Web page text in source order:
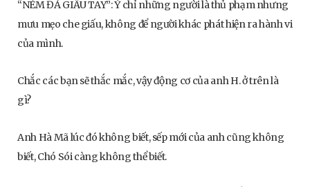
“NÉM ĐÁ GIẤU TAY”: Ý chỉ những người là thủ phạm nhưng
mưu mẹo che giấu, không để người khác phát hiện ra hành vi
của mình.
Chắc các bạn sẽ thắc mắc, vậy động cơ của anh H. ở trên là
gì?
Anh Hà Mã lúc đó không biết, sếp mới của anh cũng không
biết, Chó Sói càng không thể biết.